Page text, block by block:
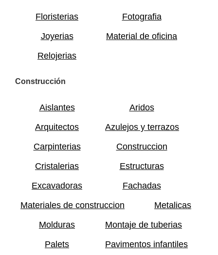
Floristerias
Fotografia
Joyerias
Material de oficina
Relojerias
Construcción
Aislantes
Aridos
Arquitectos
Azulejos y terrazos
Carpinterias
Construccion
Cristalerias
Estructuras
Excavadoras
Fachadas
Materiales de construccion
Metalicas
Molduras
Montaje de tuberias
Palets
Pavimentos infantiles